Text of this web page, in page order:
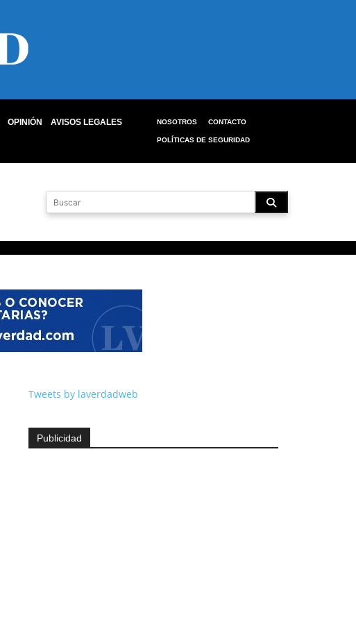
OPINIÓN
AVISOS LEGALES
NOSOTROS CONTACTO
POLÍTICAS DE SEGURIDAD
Tweets by laverdadweb
Publicidad